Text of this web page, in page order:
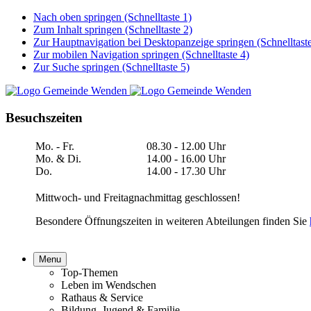
Nach oben springen (Schnelltaste 1)
Zum Inhalt springen (Schnelltaste 2)
Zur Hauptnavigation bei Desktopanzeige springen
Zur mobilen Navigation springen (Schnelltaste 4)
Zur Suche springen (Schnelltaste 5)
Besuchszeiten
Mo. - Fr.
Mo. & Di.
Do.
08.30 - 12.00 Uhr
14.00 - 16.00 Uhr
14.00 - 17.30 Uhr
Mittwoch- und Freitagnachmittag geschlossen!
Besondere Öffnungszeiten in weiteren Abteilungen finden Sie
Menu
Top-Themen
Leben im Wendschen
Rathaus & Service